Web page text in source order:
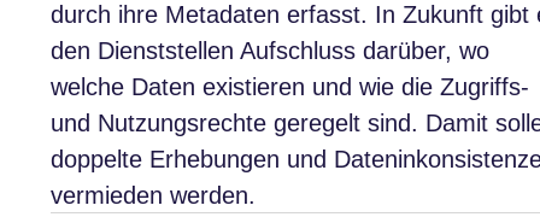
durch ihre Metadaten erfasst. In Zukunft gibt
den Dienststellen Aufschluss darüber, wo
welche Daten existieren und wie die Zugriffs-
und Nutzungsrechte geregelt sind. Damit
doppelte Erhebungen und
vermieden werden.